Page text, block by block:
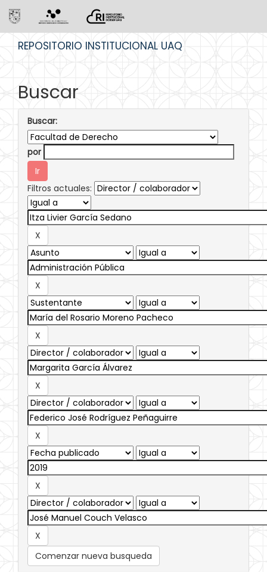
REPOSITORIO INSTITUCIONAL UAQ
Buscar
Buscar:
por
Filtros actuales:
Comenzar nueva busqueda